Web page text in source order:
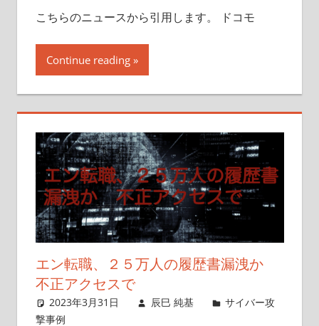
こちらのニュースから引用します。 ドコモ
Continue reading
エン転職、２５万人の履歴書漏洩か
不正アクセスで
2023年3月31日 辰巳 純基
サイバー攻
撃事例